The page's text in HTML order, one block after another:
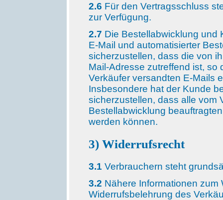
2.6 Für den Vertragsschluss
zur Verfügung.
2.7 Die Bestellabwicklung und
E-Mail und automatisierter
sicherzustellen, dass die von
Mail-Adresse zutreffend ist, so
Verkäufer versandten E-Mails
Insbesondere hat der Kunde
sicherzustellen, dass alle vom
Bestellabwicklung
werden können.
3) Widerrufsrecht
3.1 Verbrauchern steht
3.2 Nähere Informationen
Widerrufsbelehrung des